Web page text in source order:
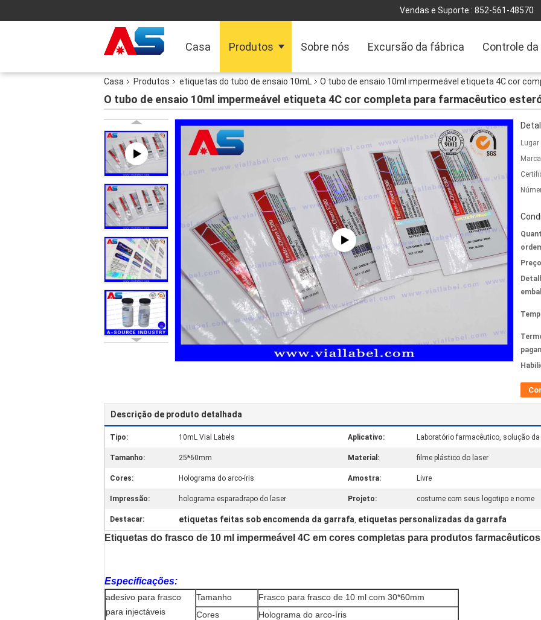
Vendas e Suporte : 852-561-48570
Casa Produtos Sobre nós Excursão da fábrica Controle
Casa Produtos etiquetas do tubo de ensaio 10mL O tubo de ensaio 10ml impermeável etiqueta 4C cor
O tubo de ensaio 10ml impermeável etiqueta 4C cor completa para farmacêutico
Descrição de produto detalhada
Tipo: 10mL Vial Labels Aplicativo: Laboratório farmacêutico, solução
Tamanho: 25*60mm Material: filme plástico do laser
Cores: Holograma do arco-íris Amostra: Livre
Impressão: holograma esparadrapo do laser Projeto: costume com seus logotipo e nome
Destacar: etiquetas feitas sob encomenda da garrafa, etiquetas personalizadas da garrafa
Etiquetas do frasco de 10 ml impermeável 4C em cores completas para produtos
Especificações:
adesivo para frasco
para injectáveis
Tamanho
Frasco para frasco de 10 ml com 30*60mm
Cores
Holograma do arco-íris